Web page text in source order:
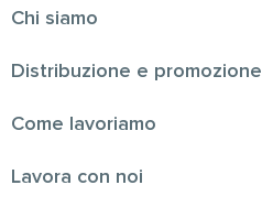
Chi siamo
Distribuzione e promozione
Come lavoriamo
Lavora con noi